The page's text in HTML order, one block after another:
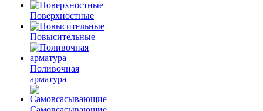
Поверхностные
Повысительные
Поливочная
арматура